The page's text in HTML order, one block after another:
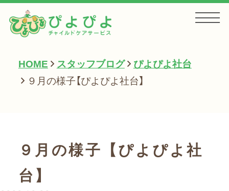
HOME
サービス一覧
HOME スタッフブログ
ぴよぴよ社台
９月の様子【ぴよぴよ社台】
９月の様子【ぴよぴよ社
台】